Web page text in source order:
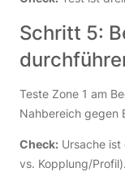
Schritt 5:
Teste Zone 1 am
Nahbereich gegen
Check: Ursache
vs. Kopplung/Profil).